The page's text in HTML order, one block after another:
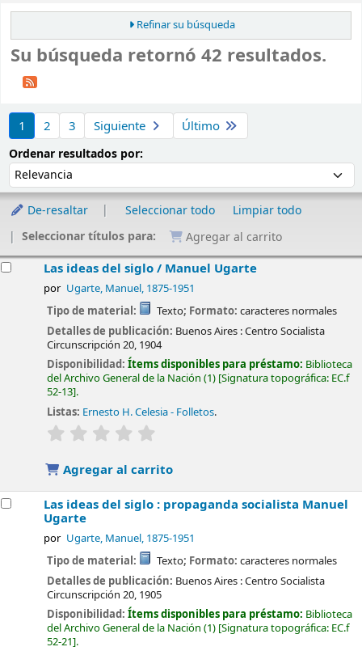
Refinar su búsqueda
Su búsqueda retornó 42 resultados.
1
2 3 Siguiente Último
Ordenar resultados por:
De-resaltar Seleccionar todo
Limpiar todo
Seleccionar títulos para:
Agregar al carrito
Las ideas del siglo / Manuel Ugarte
por Ugarte, Manuel, 1875-1951
Tipo de material: Texto; Formato: caracteres normales
Detalles de publicación: Buenos Aires :Centro Socialista
Circunscripción 20, 1904
Disponibilidad:Ítems disponibles para préstamo: Biblioteca
del Archivo General de la Nación (1) Signatura topográfica: EC.f
52-13 .
Listas: Ernesto H. Celesia - Folletos.
valoración
Agregar al carrito
Las ideas del siglo : propaganda socialista Manuel
Ugarte
por Ugarte, Manuel, 1875-1951
Tipo de material: Texto; Formato: caracteres normales
Detalles de publicación: Buenos Aires :Centro Socialista
Circunscripción 20, 1905
Disponibilidad:Ítems disponibles para préstamo: Biblioteca
del Archivo General de la Nación (1) Signatura topográfica: EC.f
52-21 .